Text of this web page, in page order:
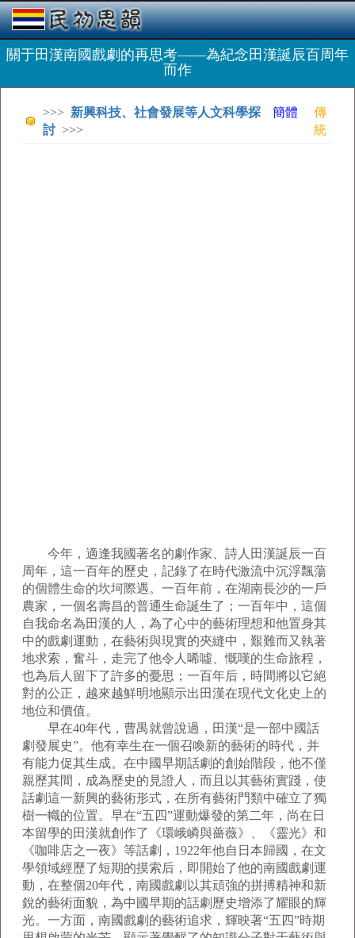
關于田漢南國戲劇的再思考——為紀念田漢誕辰百周年
而作
>>> 新興科技、社會發展等人文科學探
討>>>
簡體
傳
統
今年，適逢我國著名的劇作家、詩人田漢誕辰一百
周年，這一百年的歷史，記錄了在時代激流中沉浮飄蕩
的個體生命的坎坷際遇。一百年前，在湖南長沙的一戶
農家，一個名壽昌的普通生命誕生了；一百年中，這個
自我命名為田漢的人，為了心中的藝術理想和他置身其
中的戲劇運動，在藝術與現實的夾縫中，艱難而又執著
地求索，奮斗，走完了他令人唏噓、慨嘆的生命旅程，
也為后人留下了許多的憂思；一百年后，時間將以它絕
對的公正，越來越鮮明地顯示出田漢在現代文化史上的
地位和價值。
早在40年代，曹禺就曾說過，田漢“是一部中國話
劇發展史”。他有幸生在一個召喚新的藝術的時代，并
有能力促其生成。在中國早期話劇的創始階段，他不僅
親歷其間，成為歷史的見證人，而且以其藝術實踐，使
話劇這一新興的藝術形式，在所有藝術門類中確立了獨
樹一幟的位置。早在“五四”運動爆發的第二年，尚在日
本留學的田漢就創作了《環峨嶙與薔薇》、《靈光》和
《咖啡店之一夜》等話劇，1922年他自日本歸國，在文
學領域經歷了短期的摸索后，即開始了他的南國戲劇運
動，在整個20年代，南國戲劇以其頑強的拼搏精神和新
銳的藝術面貌，為中國早期的話劇歷史增添了耀眼的輝
光。一方面，南國戲劇的藝術追求，輝映著“五四”時期